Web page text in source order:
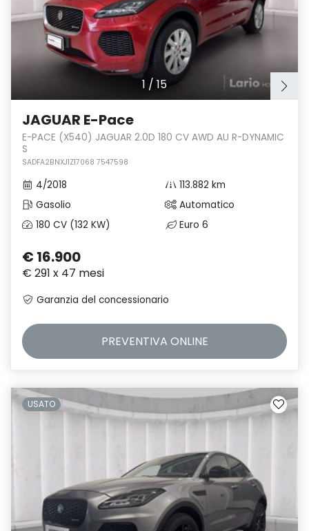
1 / 15
JAGUAR E-Pace
E-PACE (X540) JAGUAR 2.0D 180 CV AWD AU R-DYNAMIC
S
SADFA2BNXJ1Z17068 7547598
4/2018
113.882 km
Gasolio
Automatico
180 CV (132 KW)
Euro 6
€ 16.900
€ 291 x 47 mesi
Garanzia del concessionario
PREVENTIVA ONLINE
USATO